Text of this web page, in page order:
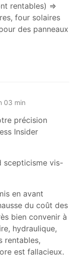
rentables) =>
four solaires
des panneaux
03 min
précision
Insider
scepticisme vis-
en avant
du coût des
bien convenir à
hydraulique,
rentables,
est fallacieux.